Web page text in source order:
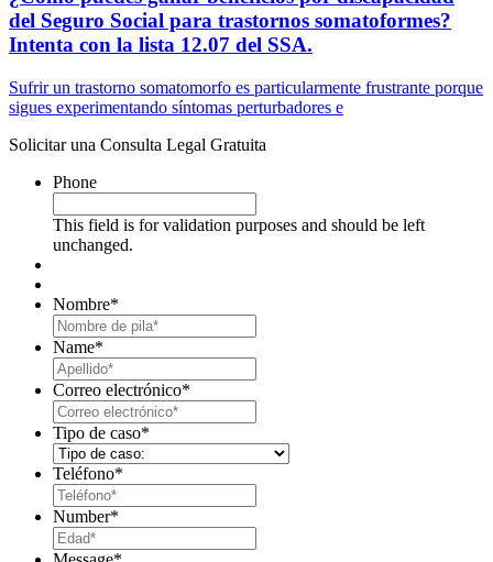
del Seguro Social para trastornos somatoformes?
Intenta con la lista 12.07 del SSA.
Sufrir un trastorno somatomorfo es particularmente frustrante porque
sigues experimentando síntomas perturbadores e
Solicitar una Consulta Legal Gratuita
Phone
This field is for validation purposes and should be left
unchanged.
Nombre*
Name*
Correo electrónico*
Tipo de caso*
Teléfono*
Number*